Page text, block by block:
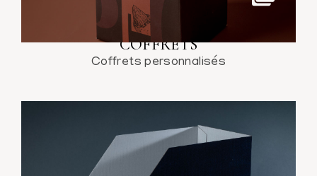
COFFRETS
Coffrets personnalisés